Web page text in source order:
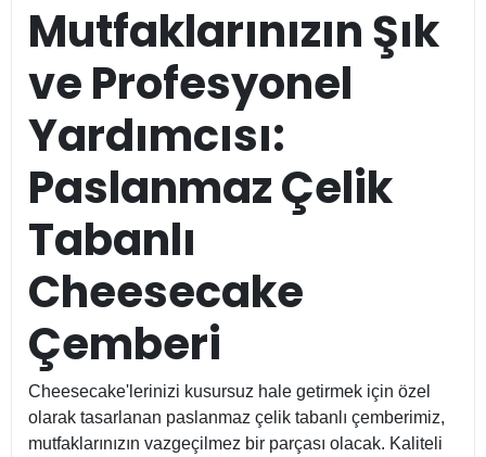
Mutfaklarınızın Şık
ve Profesyonel
Yardımcısı:
Paslanmaz Çelik
Tabanlı
Cheesecake
Çemberi
Cheesecake'lerinizi kusursuz hale getirmek için özel
olarak tasarlanan paslanmaz çelik tabanlı çemberimiz,
mutfaklarınızın vazgeçilmez bir parçası olacak. Kaliteli